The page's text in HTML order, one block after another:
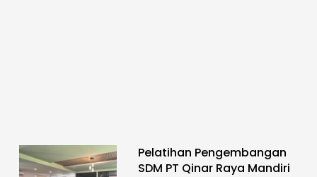
Pelatihan Pengembangan
SDM PT Qinar Raya Mandiri